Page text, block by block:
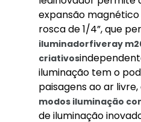
expansão
rosca de 1/4”, que
iluminadorfiveray
criativos
iluminação tem o
paisagens ao ar
modos iluminação
de iluminação